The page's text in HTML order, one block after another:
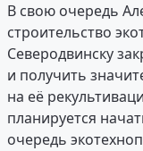
В свою очередь
строительство
Северодвинску
и получить
на её
планируется
очередь